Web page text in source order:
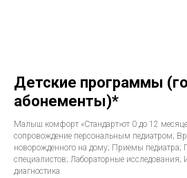
Детские программы
абонементы)*
Малыш комфорт «Стандарт»от 0 до 12
сопровождение персональным педиатром;
новорожденного на дому; Приемы педиатра;
специалистов; Лабораторные исследования;
диагностика